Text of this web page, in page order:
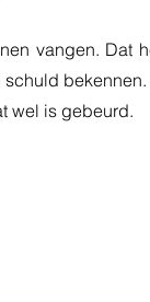
vangen. Dat
wel is gebeurd.